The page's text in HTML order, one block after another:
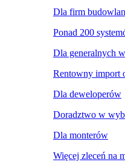
Dla firm
Ponad 200
Dla generalnych
Rentowny import
Dla deweloperów
Doradztwo w
Dla monterów
Więcej zleceń na